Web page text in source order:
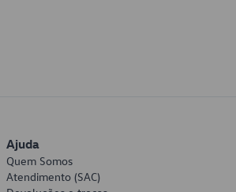
Ajuda
Quem Somos
Atendimento (SAC)